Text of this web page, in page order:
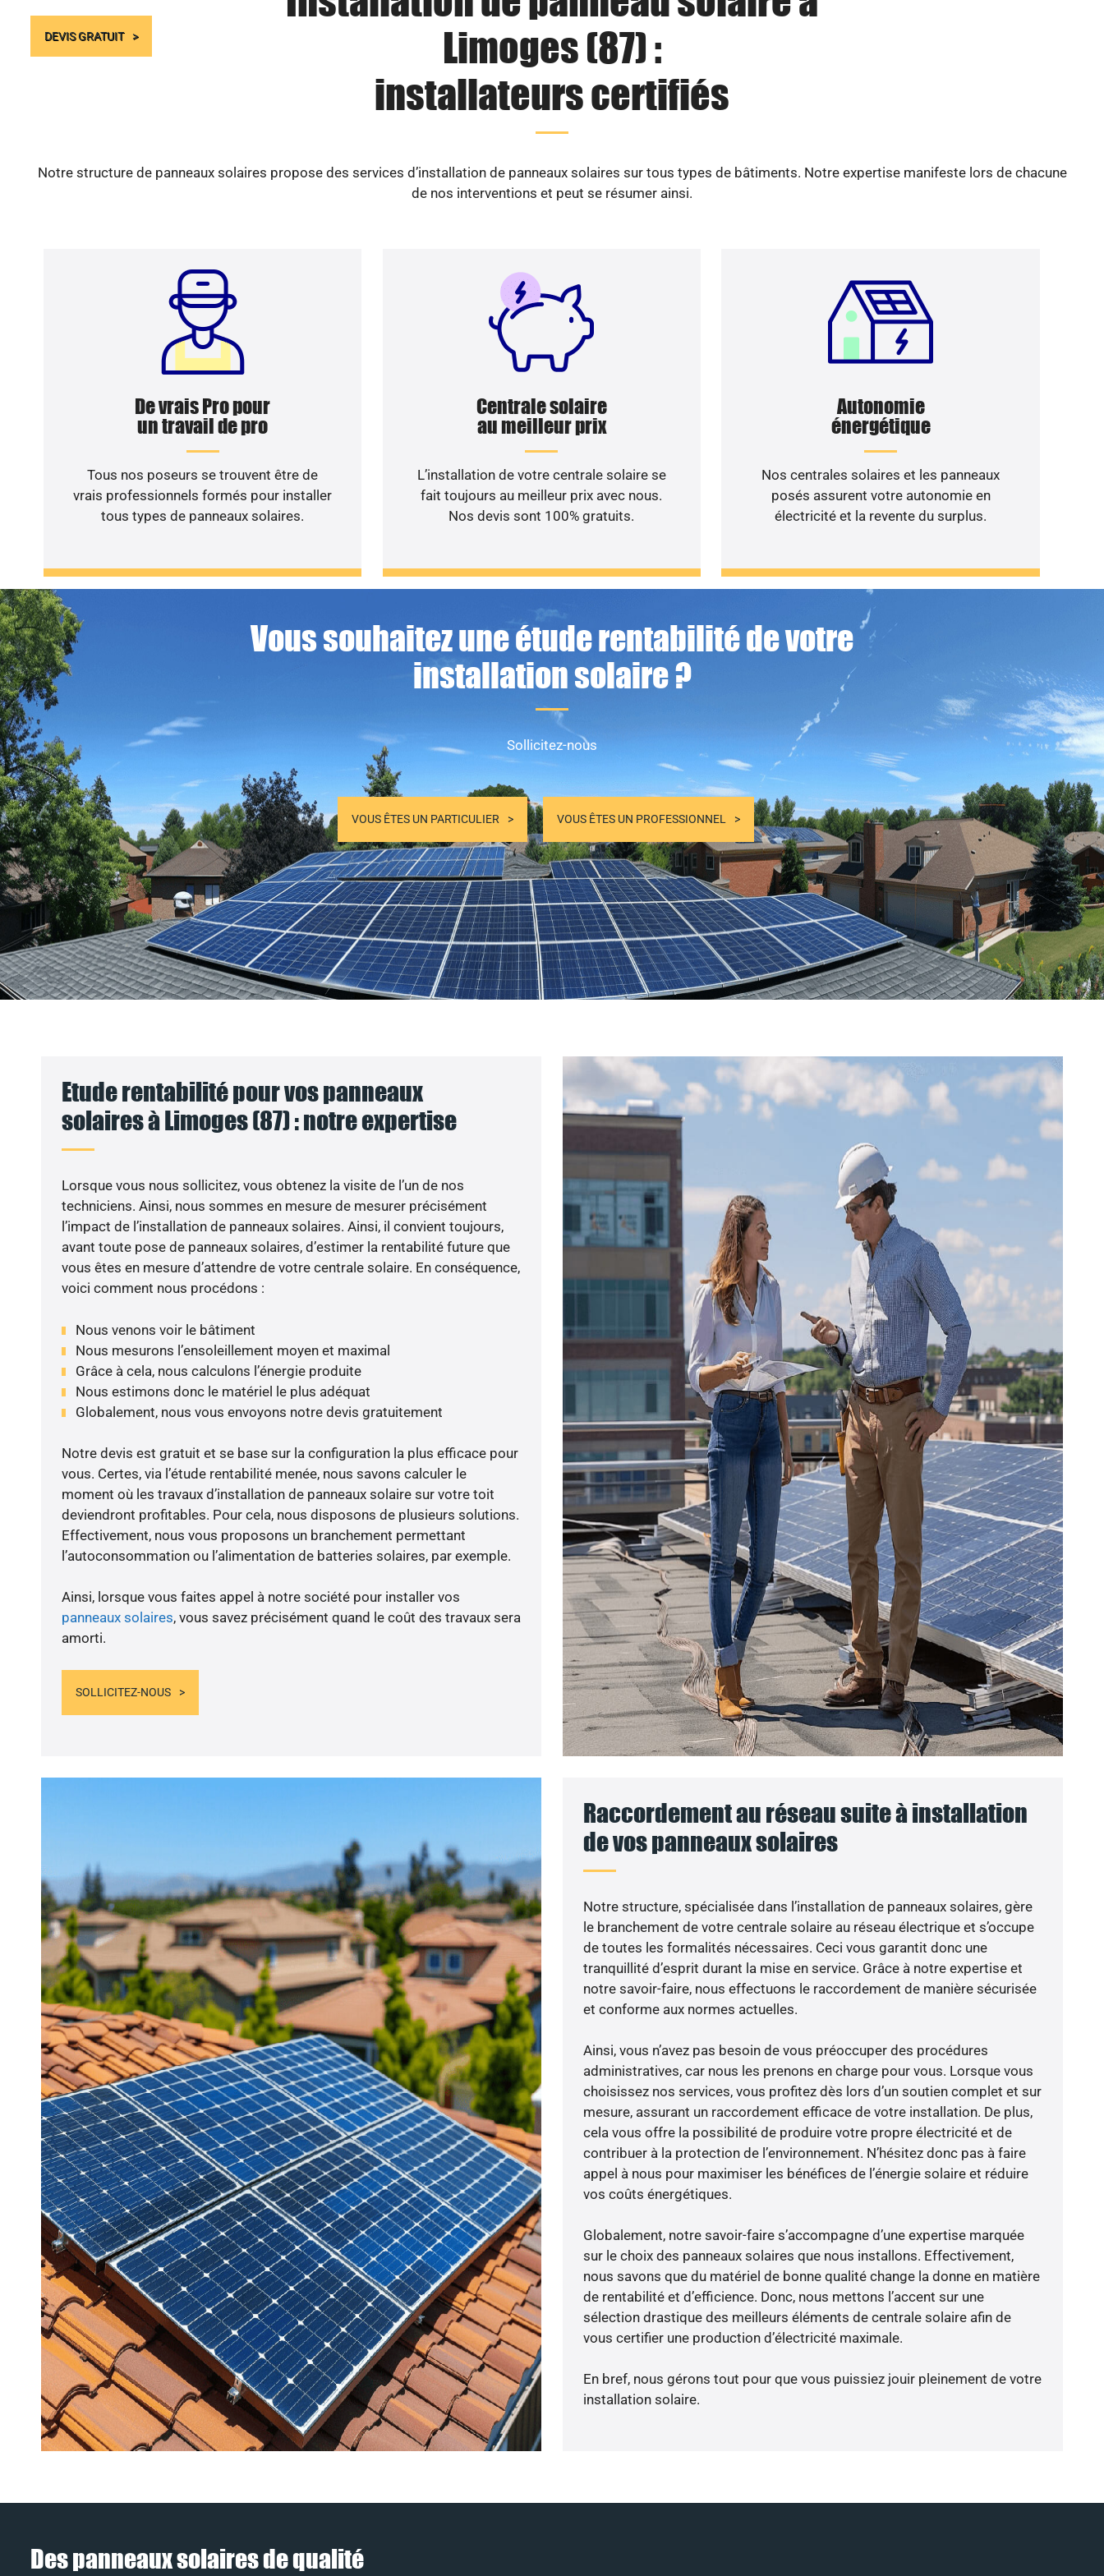
DEVIS GRATUIT
Limoges (87) :
installateurs certifiés
Notre structure de panneaux solaires propose des services d’installation de panneaux solaires sur tous types de bâtiments. Notre expertise manifeste lors de chacune
de nos interventions et peut se résumer ainsi.
De vrais Pro pour
un travail de pro
Tous nos poseurs se trouvent être de
vrais professionnels formés pour installer
tous types de panneaux solaires.
Centrale solaire
au meilleur prix
L’installation de votre centrale solaire se
fait toujours au meilleur prix avec nous.
Nos devis sont 100% gratuits.
Autonomie
énergétique
Nos centrales solaires et les panneaux
posés assurent votre autonomie en
électricité et la revente du surplus.
Vous souhaitez une étude rentabilité de votre
installation solaire ?
Sollicitez-nous
VOUS ÊTES UN PARTICULIER VOUS ÊTES UN PROFESSIONNEL
Etude rentabilité pour vos panneaux
solaires à Limoges (87) : notre expertise
Lorsque vous nous sollicitez, vous obtenez la visite de l’un de nos
techniciens. Ainsi, nous sommes en mesure de mesurer précisément
l’impact de l’installation de panneaux solaires. Ainsi, il convient toujours,
avant toute pose de panneaux solaires, d’estimer la rentabilité future que
vous êtes en mesure d’attendre de votre centrale solaire. En conséquence,
voici comment nous procédons :
Nous venons voir le bâtiment
Nous mesurons l’ensoleillement moyen et maximal
Grâce à cela, nous calculons l’énergie produite
Nous estimons donc le matériel le plus adéquat
Globalement, nous vous envoyons notre devis gratuitement
Notre devis est gratuit et se base sur la configuration la plus efficace pour
vous. Certes, via l’étude rentabilité menée, nous savons calculer le
moment où les travaux d’installation de panneaux solaire sur votre toit
deviendront profitables. Pour cela, nous disposons de plusieurs solutions.
Effectivement, nous vous proposons un branchement permettant
l’autoconsommation ou l’alimentation de batteries solaires, par exemple.
Ainsi, lorsque vous faites appel à notre société pour installer vos
panneaux solaires, vous savez précisément quand le coût des travaux sera
amorti.
SOLLICITEZ-NOUS
Raccordement au réseau suite à installation
de vos panneaux solaires
Notre structure, spécialisée dans l’installation de panneaux solaires, gère
le branchement de votre centrale solaire au réseau électrique et s’occupe
de toutes les formalités nécessaires. Ceci vous garantit donc une
tranquillité d’esprit durant la mise en service. Grâce à notre expertise et
notre savoir-faire, nous effectuons le raccordement de manière sécurisée
et conforme aux normes actuelles.
Ainsi, vous n’avez pas besoin de vous préoccuper des procédures
administratives, car nous les prenons en charge pour vous. Lorsque vous
choisissez nos services, vous profitez dès lors d’un soutien complet et sur
mesure, assurant un raccordement efficace de votre installation. De plus,
cela vous offre la possibilité de produire votre propre électricité et de
contribuer à la protection de l’environnement. N’hésitez donc pas à faire
appel à nous pour maximiser les bénéfices de l’énergie solaire et réduire
vos coûts énergétiques.
Globalement, notre savoir-faire s’accompagne d’une expertise marquée
sur le choix des panneaux solaires que nous installons. Effectivement,
nous savons que du matériel de bonne qualité change la donne en matière
de rentabilité et d’efficience. Donc, nous mettons l’accent sur une
sélection drastique des meilleurs éléments de centrale solaire afin de
vous certifier une production d’électricité maximale.
En bref, nous gérons tout pour que vous puissiez jouir pleinement de votre
installation solaire.
Des panneaux solaires de qualité